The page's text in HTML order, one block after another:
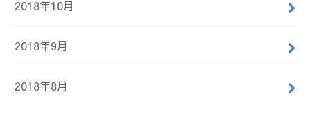
2018年10月
2018年9月
2018年8月